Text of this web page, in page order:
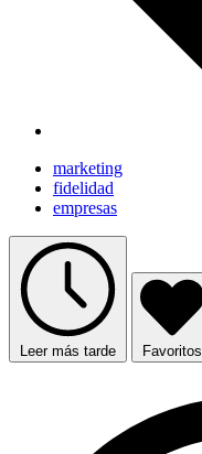
marketing
fidelidad
empresas
Leer más tarde Favoritos